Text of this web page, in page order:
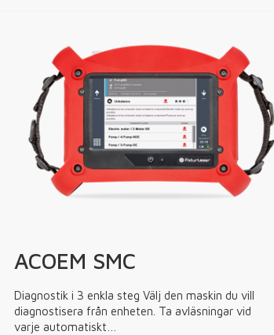
ACOEM SMC
Diagnostik i 3 enkla steg Välj den maskin du vill
diagnostisera från enheten. Ta avläsningar vid
varje automatiskt…